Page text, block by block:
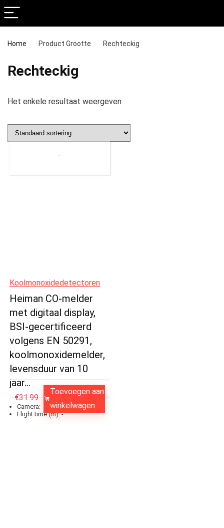
Home Product Grootte ‎Rechteckig
‎Rechteckig
Het enkele resultaat weergeven
Koolmonoxidedetectoren
Heiman CO-melder
met digitaal display,
BSI-gecertificeerd
volgens EN 50291,
koolmonoxidemelder,
levensduur van 10
jaar…
Camera: -
Flight time (m):-
€31.99
Toevoegen aan
winkelwagen